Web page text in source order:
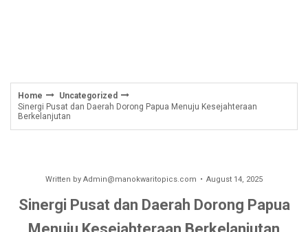
Home
Uncategorized
Sinergi Pusat dan Daerah Dorong Papua Menuju Kesejahteraan
Berkelanjutan
Written by Admin@manokwaritopics.com August 14, 2025
Sinergi Pusat dan Daerah Dorong Papua